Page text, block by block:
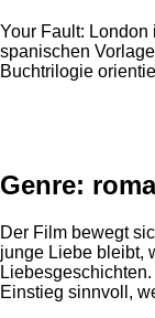
Your Fault: London
spanischen
Buchtrilogie
Genre:
Der Film bewegt
junge Liebe bleibt,
Einstieg sinnvoll,